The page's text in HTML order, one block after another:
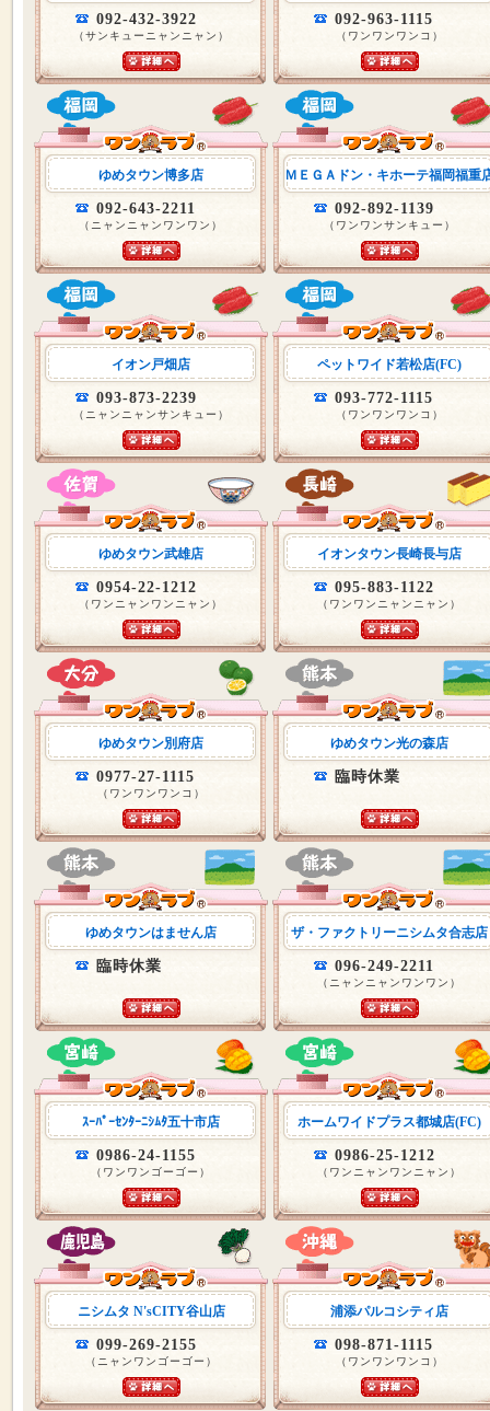
092-432-3922
（サンキューニャンニャン）
092-963-1115
（ワンワンワンコ）
ゆめタウン博多店
092-643-2211
（ニャンニャンワンワン）
ＭＥＧＡドン・キホーテ福岡福重
092-892-1139
（ワンワンサンキュー）
イオン戸畑店
093-873-2239
（ニャンニャンサンキュー）
ペットワイド若松店(FC)
093-772-1115
（ワンワンワンコ）
ゆめタウン武雄店
0954-22-1212
（ワンニャンワンニャン）
イオンタウン長崎長与店
095-883-1122
（ワンワンニャンニャン）
ゆめタウン別府店
0977-27-1115
（ワンワンワンコ）
ゆめタウン光の森店
臨時休業
ゆめタウンはません店
臨時休業
ザ・ファクトリーニシムタ合志店
096-249-2211
（ニャンニャンワンワン）
ｽｰﾊﾟｰｾﾝﾀｰﾆｼﾑﾀ五十市店
0986-24-1155
（ワンワンゴーゴー）
ホームワイドプラス都城店(FC)
0986-25-1212
（ワンニャンワンニャン）
ニシムタ N'sCITY谷山店
099-269-2155
（ニャンワンゴーゴー）
浦添パルコシティ店
098-871-1115
（ワンワンワンコ）